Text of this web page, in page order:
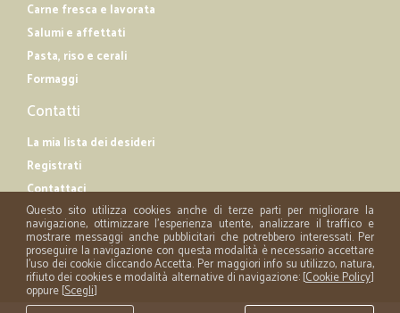
Carne fresca e lavorata
Salumi e affettati
Pasta, riso e cerali
Formaggi
Contatti
La mia lista dei desideri
Registrati
Contattaci
Questo sito utilizza cookies anche di terze parti per migliorare la
navigazione, ottimizzare l'esperienza utente, analizzare il traffico e
mostrare messaggi anche pubblicitari che potrebbero interessati. Per
proseguire la navigazione con questa modalità è necessario accettare
l'uso dei cookie cliccando Accetta. Per maggiori info su utilizzo, natura,
rifiuto dei cookies e modalità alternative di navigazione: [Cookie Policy]
oppure [Scegli]